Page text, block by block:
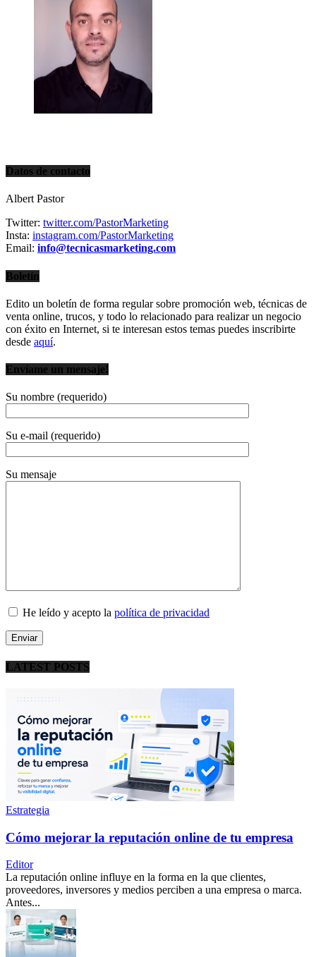
Datos de contacto
Albert Pastor
Twitter: twitter.com/PastorMarketing
Insta: instagram.com/PastorMarketing
Email: info@tecnicasmarketing.com
Boletín
Edito un boletín de forma regular sobre promoción web, técnicas de
venta online, trucos, y todo lo relacionado para realizar un negocio
con éxito en Internet, si te interesan estos temas puedes inscribirte
desde aquí.
Envíame un mensaje!
Su nombre (requerido)
Por favor, deja este campo vacío.
Su e-mail (requerido)
Su mensaje
He leído y acepto la política de privacidad
LATEST POSTS
Estrategia
Cómo mejorar la reputación online de tu empresa
Editor
La reputación online influye en la forma en la que clientes,
proveedores, inversores y medios perciben a una empresa o marca.
Antes...